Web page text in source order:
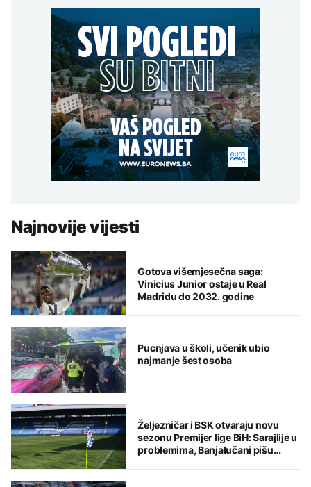
Najnovije vijesti
Gotova višemjesečna saga:
Vinicius Junior ostaje u Real
Madridu do 2032. godine
Pucnjava u školi, učenik ubio
najmanje šest osoba
Željezničar i BSK otvaraju novu
sezonu Premijer lige BiH: Sarajlije u
problemima, Banjalučani pišu